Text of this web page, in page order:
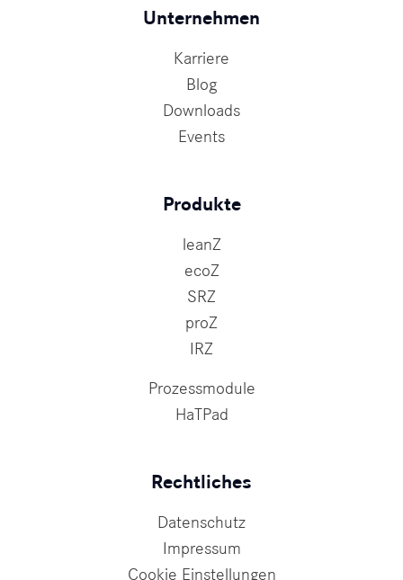
Unternehmen
Karriere
Blog
Downloads
Events
Produkte
leanZ
ecoZ
SRZ
proZ
IRZ
Prozessmodule
HaTPad
Rechtliches
Datenschutz
Impressum
Cookie Einstellungen